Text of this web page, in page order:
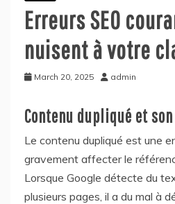
Erreurs SEO
nuisent à votre
March 20, 2025 admin
Contenu dupliqué et
Le contenu dupliqué est une
gravement affecter le
Lorsque Google détecte du
plusieurs pages, il a du mal à